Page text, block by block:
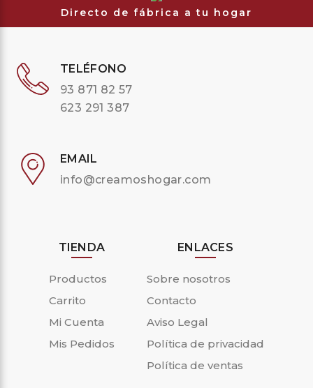
Directo de fábrica a tu hogar
TELÉFONO
93 871 82 57
623 291 387
EMAIL
info@creamoshogar.com
TIENDA
Productos
Carrito
Mi Cuenta
Mis Pedidos
ENLACES
Sobre nosotros
Contacto
Aviso Legal
Política de privacidad
Política de ventas